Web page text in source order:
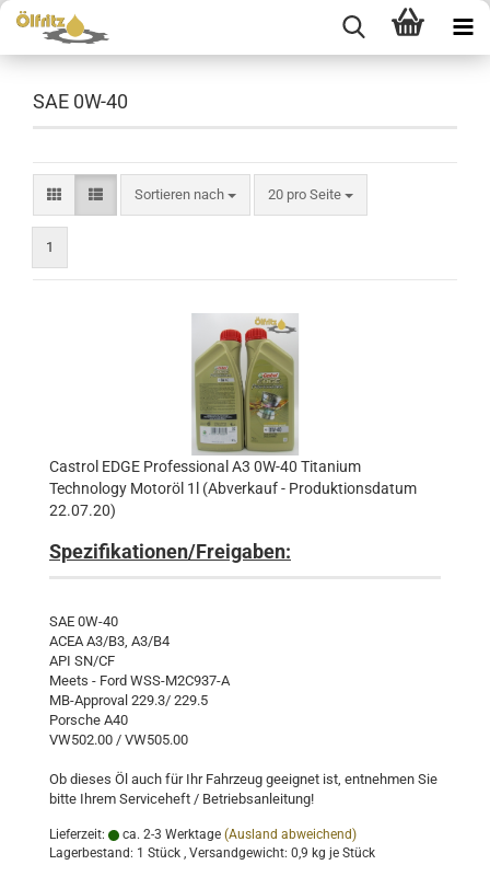
SAE 0W-40
Sortieren nach
Sortieren nach 20 pro Seite
pro Seite
1
Castrol EDGE Professional A3 0W-40 Titanium
Technology Motoröl 1l (Abverkauf - Produktionsdatum
22.07.20)
Spezifikationen/Freigaben:
SAE 0W-40
ACEA A3/B3, A3/B4
API SN/CF
Meets - Ford WSS-M2C937-A
MB-Approval 229.3/ 229.5
Porsche A40
VW502.00 / VW505.00
Ob dieses Öl auch für Ihr Fahrzeug geeignet ist, entnehmen Sie
bitte Ihrem Serviceheft / Betriebsanleitung!
Lieferzeit: ca. 2-3 Werktage (Ausland abweichend)
Lagerbestand: 1 Stück , Versandgewicht: 0,9 kg je Stück